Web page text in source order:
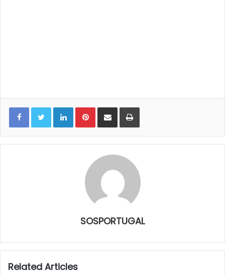
LinkedInPinterestShare via Email Print
SOSPORTUGAL
Related Articles